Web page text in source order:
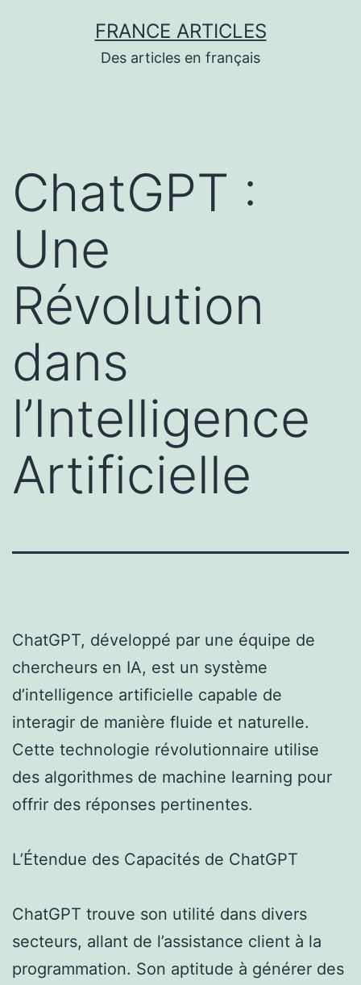
FRANCE ARTICLES
Des articles en français
ChatGPT :
Une
Révolution
dans
l’Intelligence
Artificielle
ChatGPT, développé par une équipe de
chercheurs en IA, est un système
d’intelligence artificielle capable de
interagir de manière fluide et naturelle.
Cette technologie révolutionnaire utilise
des algorithmes de machine learning pour
offrir des réponses pertinentes.
L’Étendue des Capacités de ChatGPT
ChatGPT trouve son utilité dans divers
secteurs, allant de l’assistance client à la
programmation. Son aptitude à générer des